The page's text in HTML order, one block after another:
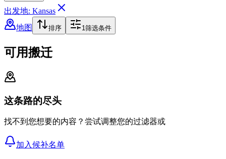
出发地: Kansas
地图
排序 1筛选条件
可用搬迁
这条路的尽头
找不到您想要的内容？尝试调整您的过滤器或
加入候补名单